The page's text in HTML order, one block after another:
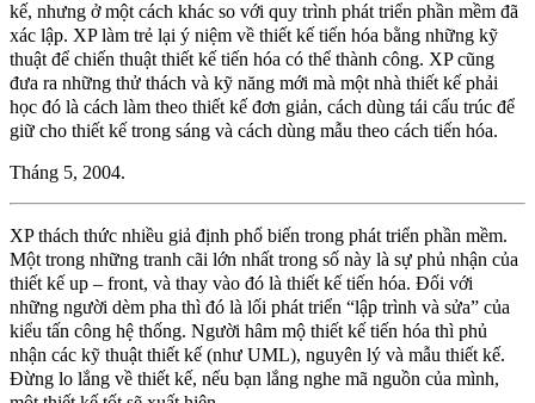
kế, nhưng ở một cách khác so với quy trình phát triển phần mềm đã
xác lập. XP làm trẻ lại ý niệm về thiết kế tiến hóa bằng những kỹ
thuật để chiến thuật thiết kế tiến hóa có thể thành công. XP cũng
đưa ra những thử thách và kỹ năng mới mà một nhà thiết kế phải
học đó là cách làm theo thiết kế đơn giản, cách dùng tái cấu trúc để
giữ cho thiết kế trong sáng và cách dùng mẫu theo cách tiến hóa.
Tháng 5, 2004.
XP thách thức nhiều giả định phổ biến trong phát triển phần mềm.
Một trong những tranh cãi lớn nhất trong số này là sự phủ nhận của
thiết kế up – front, và thay vào đó là thiết kế tiến hóa. Đối với
những người dèm pha thì đó là lối phát triển “lập trình và sửa” của
kiểu tấn công hệ thống. Người hâm mộ thiết kế tiến hóa thì phủ
nhận các kỹ thuật thiết kế (như UML), nguyên lý và mẫu thiết kế.
Đừng lo lắng về thiết kế, nếu bạn lắng nghe mã nguồn của mình,